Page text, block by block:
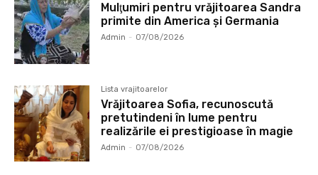
Mulţumiri pentru vrăjitoarea Sandra
primite din America și Germania
Admin - 07/08/2026
Lista vrajitoarelor
Vrăjitoarea Sofia, recunoscută
pretutindeni în lume pentru
realizările ei prestigioase în magie
Admin - 07/08/2026